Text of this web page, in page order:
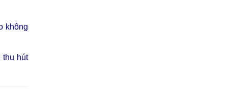
không
hút